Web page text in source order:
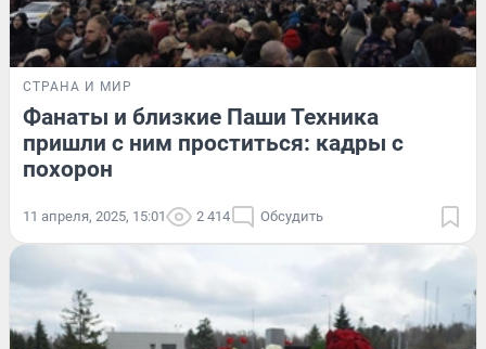
СТРАНА И МИР
Фанаты и близкие Паши Техника
пришли с ним проститься: кадры с
похорон
11 апреля, 2025, 15:01 2 414 Обсудить